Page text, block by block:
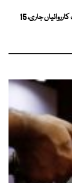
بلوچستان میں دہشت گردوں کے خلاف کارروائیاں جاری، 15